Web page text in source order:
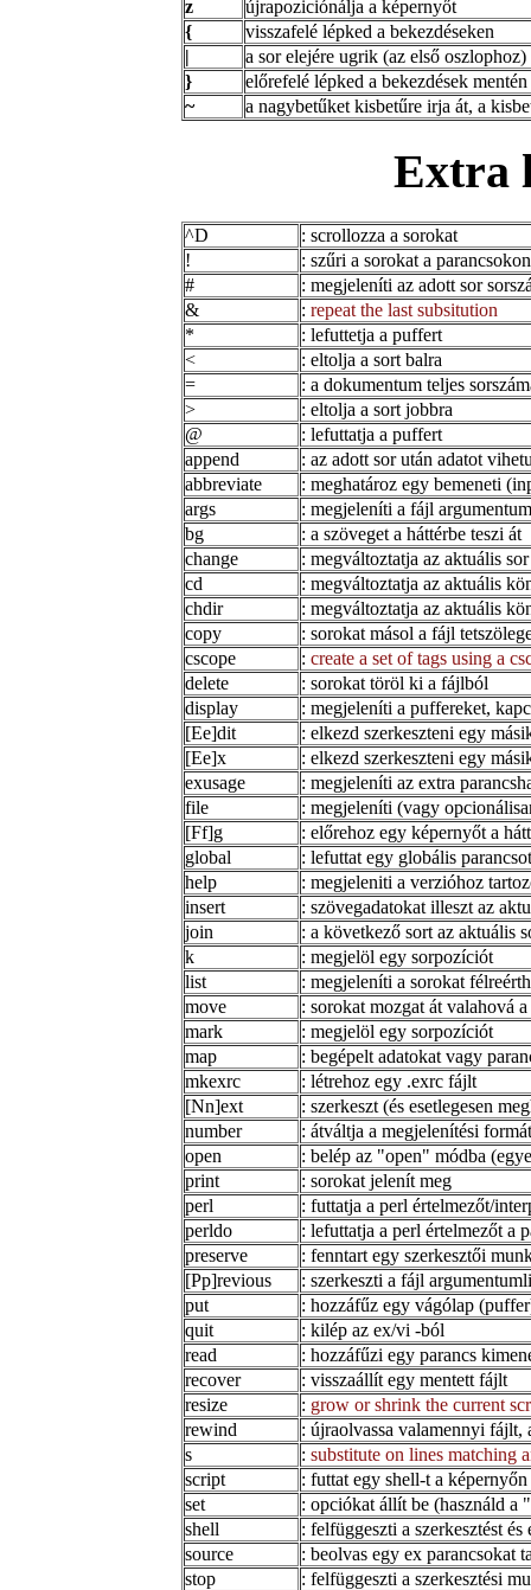
z
újrapoziciónálja a képernyőt
{
visszafelé lépked a bekezdéseken
|
a sor elejére ugrik (az első oszlophoz)
}
előrefelé lépked a bekezdések mentén
~
a nagybetűket kisbetűre irja át, a
Extra
^D
: scrollozza a sorokat
!
: szűri a sorokat a
#
: megjeleníti az adott sor
&
: repeat the last subsitution
*
: lefuttetja a puffert
<
: eltolja a sort balra
=
: a dokumentum teljes
>
: eltolja a sort jobbra
@
: lefuttatja a puffert
append
: az adott sor után adatot
abbreviate
: meghatároz egy bemeneti
args
: megjeleníti a fájl
bg
: a szöveget a háttérbe teszi át
change
: megváltoztatja az aktuális
cd
: megváltoztatja az aktuális
chdir
: megváltoztatja az aktuális
copy
: sorokat másol a fájl
cscope
: create a set of tags using a
delete
: sorokat töröl ki a fájlból
display
: megjeleníti a puffereket,
[Ee]dit
: elkezd szerkeszteni egy
[Ee]x
: elkezd szerkeszteni egy
exusage
: megjeleníti az extra
file
: megjeleníti (vagy
[Ff]g
: előrehoz egy képernyőt a
global
: lefuttat egy globális
help
: megjeleniti a verzióhoz
insert
: szövegadatokat illeszt az
join
: a következő sort az aktuális
k
: megjelöl egy sorpozíciót
list
: megjeleníti a sorokat
move
: sorokat mozgat át valahová
mark
: megjelöl egy sorpozíciót
map
: begépelt adatokat vagy
mkexrc
: létrehoz egy .exrc fájlt
[Nn]ext
: szerkeszt (és esetlegesen
number
: átváltja a megjelenítési
open
: belép az "open" módba
print
: sorokat jelenít meg
perl
: futtatja a perl értelmezőt/
perldo
: lefuttatja a perl értelmezőt a
preserve
: fenntart egy szerkesztői
[Pp]revious
: szerkeszti a fájl
put
: hozzáfűz egy vágólap
quit
: kilép az ex/vi -ból
read
: hozzáfűzi egy parancs
recover
: visszaállít egy mentett fájlt
resize
: grow or shrink the current
rewind
: újraolvassa valamennyi fájlt,
s
: substitute on lines matching
script
: futtat egy shell-t a képernyőn
set
: opciókat állít be (használd a
shell
: felfüggeszti a szerkesztést
source
: beolvas egy ex parancsokat
stop
: felfüggeszti a szerkesztési